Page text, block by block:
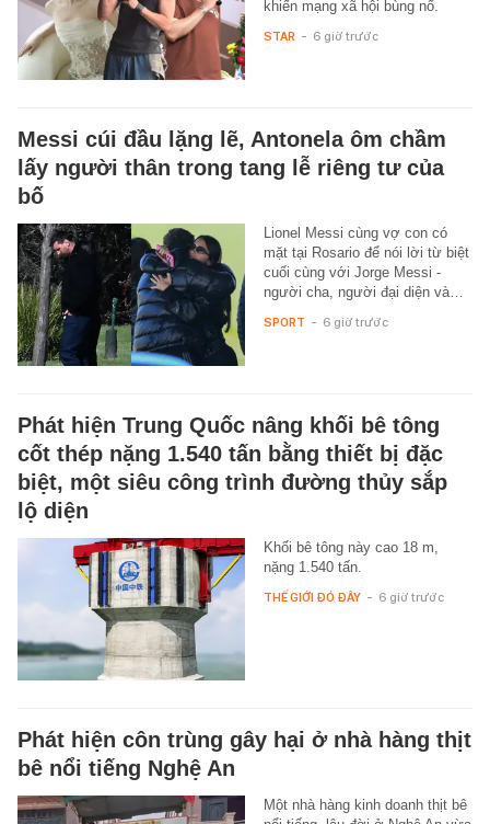
khiến mạng xã hội bùng nổ.
STAR - 6 giờ trước
Messi cúi đầu lặng lẽ, Antonela ôm chầm
lấy người thân trong tang lễ riêng tư của
bố
Lionel Messi cùng vợ con có
mặt tại Rosario để nói lời từ biệt
cuối cùng với Jorge Messi -
người cha, người đại diện và…
SPORT - 6 giờ trước
Phát hiện Trung Quốc nâng khối bê tông
cốt thép nặng 1.540 tấn bằng thiết bị đặc
biệt, một siêu công trình đường thủy sắp
lộ diện
Khối bê tông này cao 18 m,
nặng 1.540 tấn.
THẾ GIỚI ĐÓ ĐÂY - 6 giờ trước
Phát hiện côn trùng gây hại ở nhà hàng thịt
bê nổi tiếng Nghệ An
Một nhà hàng kinh doanh thịt bê